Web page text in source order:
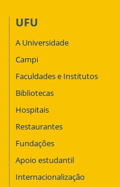
UFU
A Universidade
Campi
Faculdades e Institutos
Bibliotecas
Hospitais
Restaurantes
Fundações
Apoio estudantil
Internacionalização